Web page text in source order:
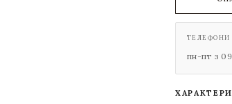
ТЕЛЕФОНИ
пн-пт з